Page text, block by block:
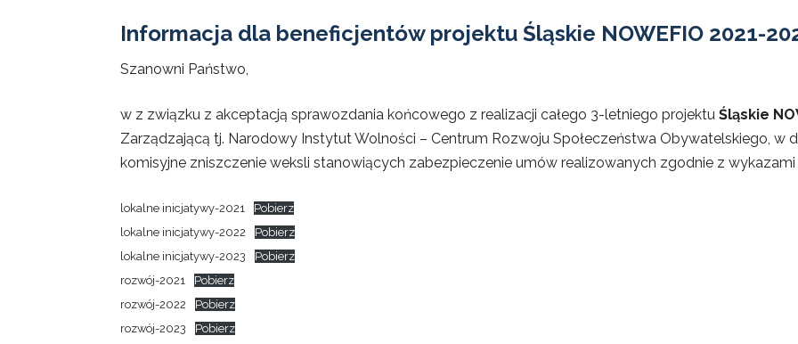
Informacja dla beneficjentów projektu Śląskie NOWEFIO 2021-
Szanowni Państwo,
w z związku z akceptacją sprawozdania końcowego z realizacji całego 3-letniego projektu Śląskie
Zarządzającą tj. Narodowy Instytut Wolności – Centrum Rozwoju Społeczeństwa Obywatelskiego, w
komisyjne zniszczenie weksli stanowiących zabezpieczenie umów realizowanych zgodnie z
lokalne inicjatywy-2021
Pobierz
lokalne inicjatywy-2022
Pobierz
lokalne inicjatywy-2023
Pobierz
rozwój-2021
Pobierz
rozwój-2022
Pobierz
rozwój-2023
Pobierz